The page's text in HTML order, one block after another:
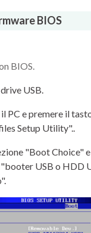
BIOS
BIOS.
USB.
PC e premere il
Setup Utility"..
"Boot Choice"
USB o HDD